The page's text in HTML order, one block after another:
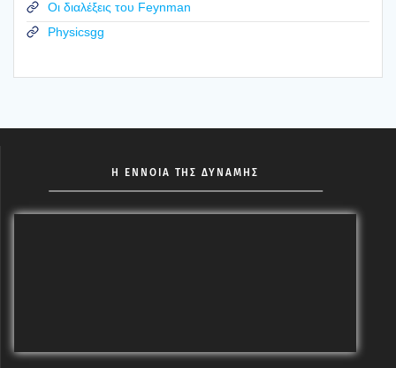
Οι διαλέξεις του Feynman
Physicsgg
Η ΕΝΝΟΙΑ ΤΗΣ ΔΥΝΑΜΗΣ